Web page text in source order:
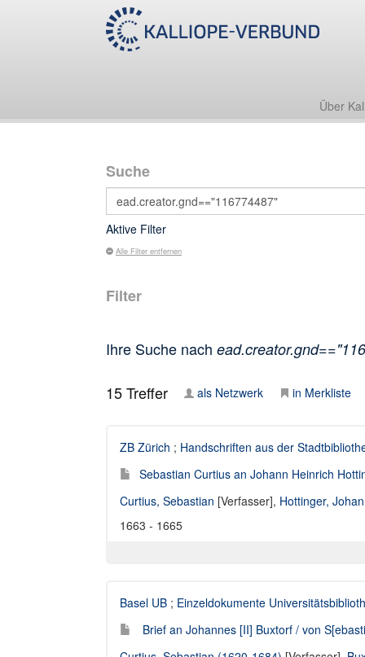
Über
Suche
Aktive Filter
Alle Filter entfernen
Filter
Ihre Suche nach
15Treffer als Netzwerk in Merkliste
ZB Zürich ; Handschriften aus der
Sebastian Curtius an Johann Heinrich
Curtius, Sebastian [Verfasser], Hottinger,
1663 - 1665
Basel UB ; Einzeldokumente
Brief an Johannes [II] Buxtorf / von